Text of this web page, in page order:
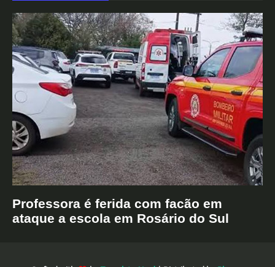
Professora é ferida com facão em
ataque a escola em Rosário do Sul